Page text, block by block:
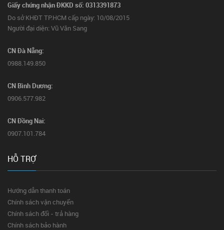
Giấy chứng nhận ĐKKD số: 0313391873
Do sở KHĐT TP.HCM cấp ngày: 10/08/2015
Người đại diện: Vũ Văn Sang
CN Đà Nẵng:
0988.149.850
CN Bình Dương:
0906.577.982
CN Đồng Nai:
0907.101.784
HỖ TRỢ
Hướng dẫn thanh toán
Chính sách vận chuyển
Chính sách đổi - trả hàng
Chính sách bảo hành